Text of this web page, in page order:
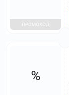
ПРОМОКОД
%